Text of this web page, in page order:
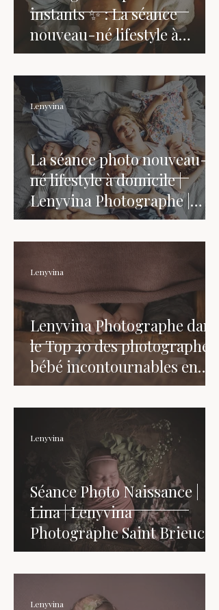
instants ✨ : La séance
nouveau-né lifestyle à
domicile
La séance photo nouveau-
né lifestyle à domicile |
Lenyvina Photographe |
Côtes d'Armor- Bretagne
Lenyvina
Lenyvina Photographe dans
le Top 40 des photographes
bébé incontournables en
France
Lenyvina
Séance Photo Naissance |
Lina | Lenyvina
Photographe Saint Brieuc
Lenyvina
Lenyvina